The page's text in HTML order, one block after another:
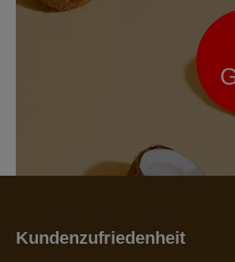
Kundenzufriedenheit